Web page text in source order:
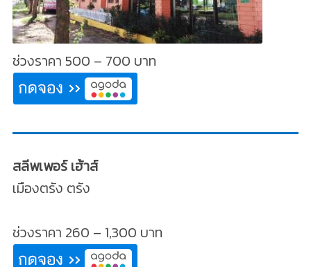
ช่วงราคา 500 – 700 บาท
สลีพเพอร์ เฮ้าส์
เมืองตรัง ตรัง
ช่วงราคา 260 – 1,300 บาท